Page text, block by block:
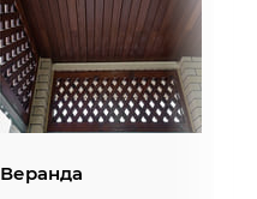
Веранда